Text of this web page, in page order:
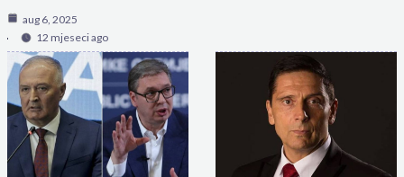
aug 6, 2025
12 mjeseci ago